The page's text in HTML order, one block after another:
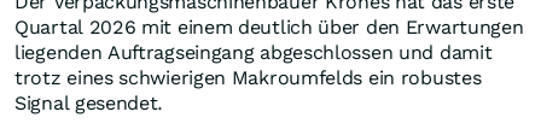
Quartal 2026 mit einem deutlich über den Erwartungen
liegenden Auftragseingang abgeschlossen und damit
trotz eines schwierigen Makroumfelds ein robustes
Signal gesendet.